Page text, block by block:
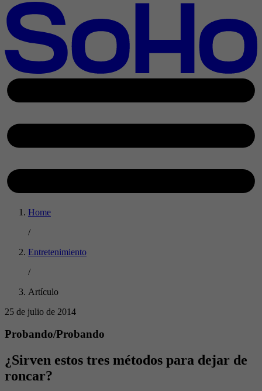
Home
/
Entretenimiento
/
Artículo
25 de julio de 2014
Probando/Probando
¿Sirven estos tres métodos para dejar de
roncar?